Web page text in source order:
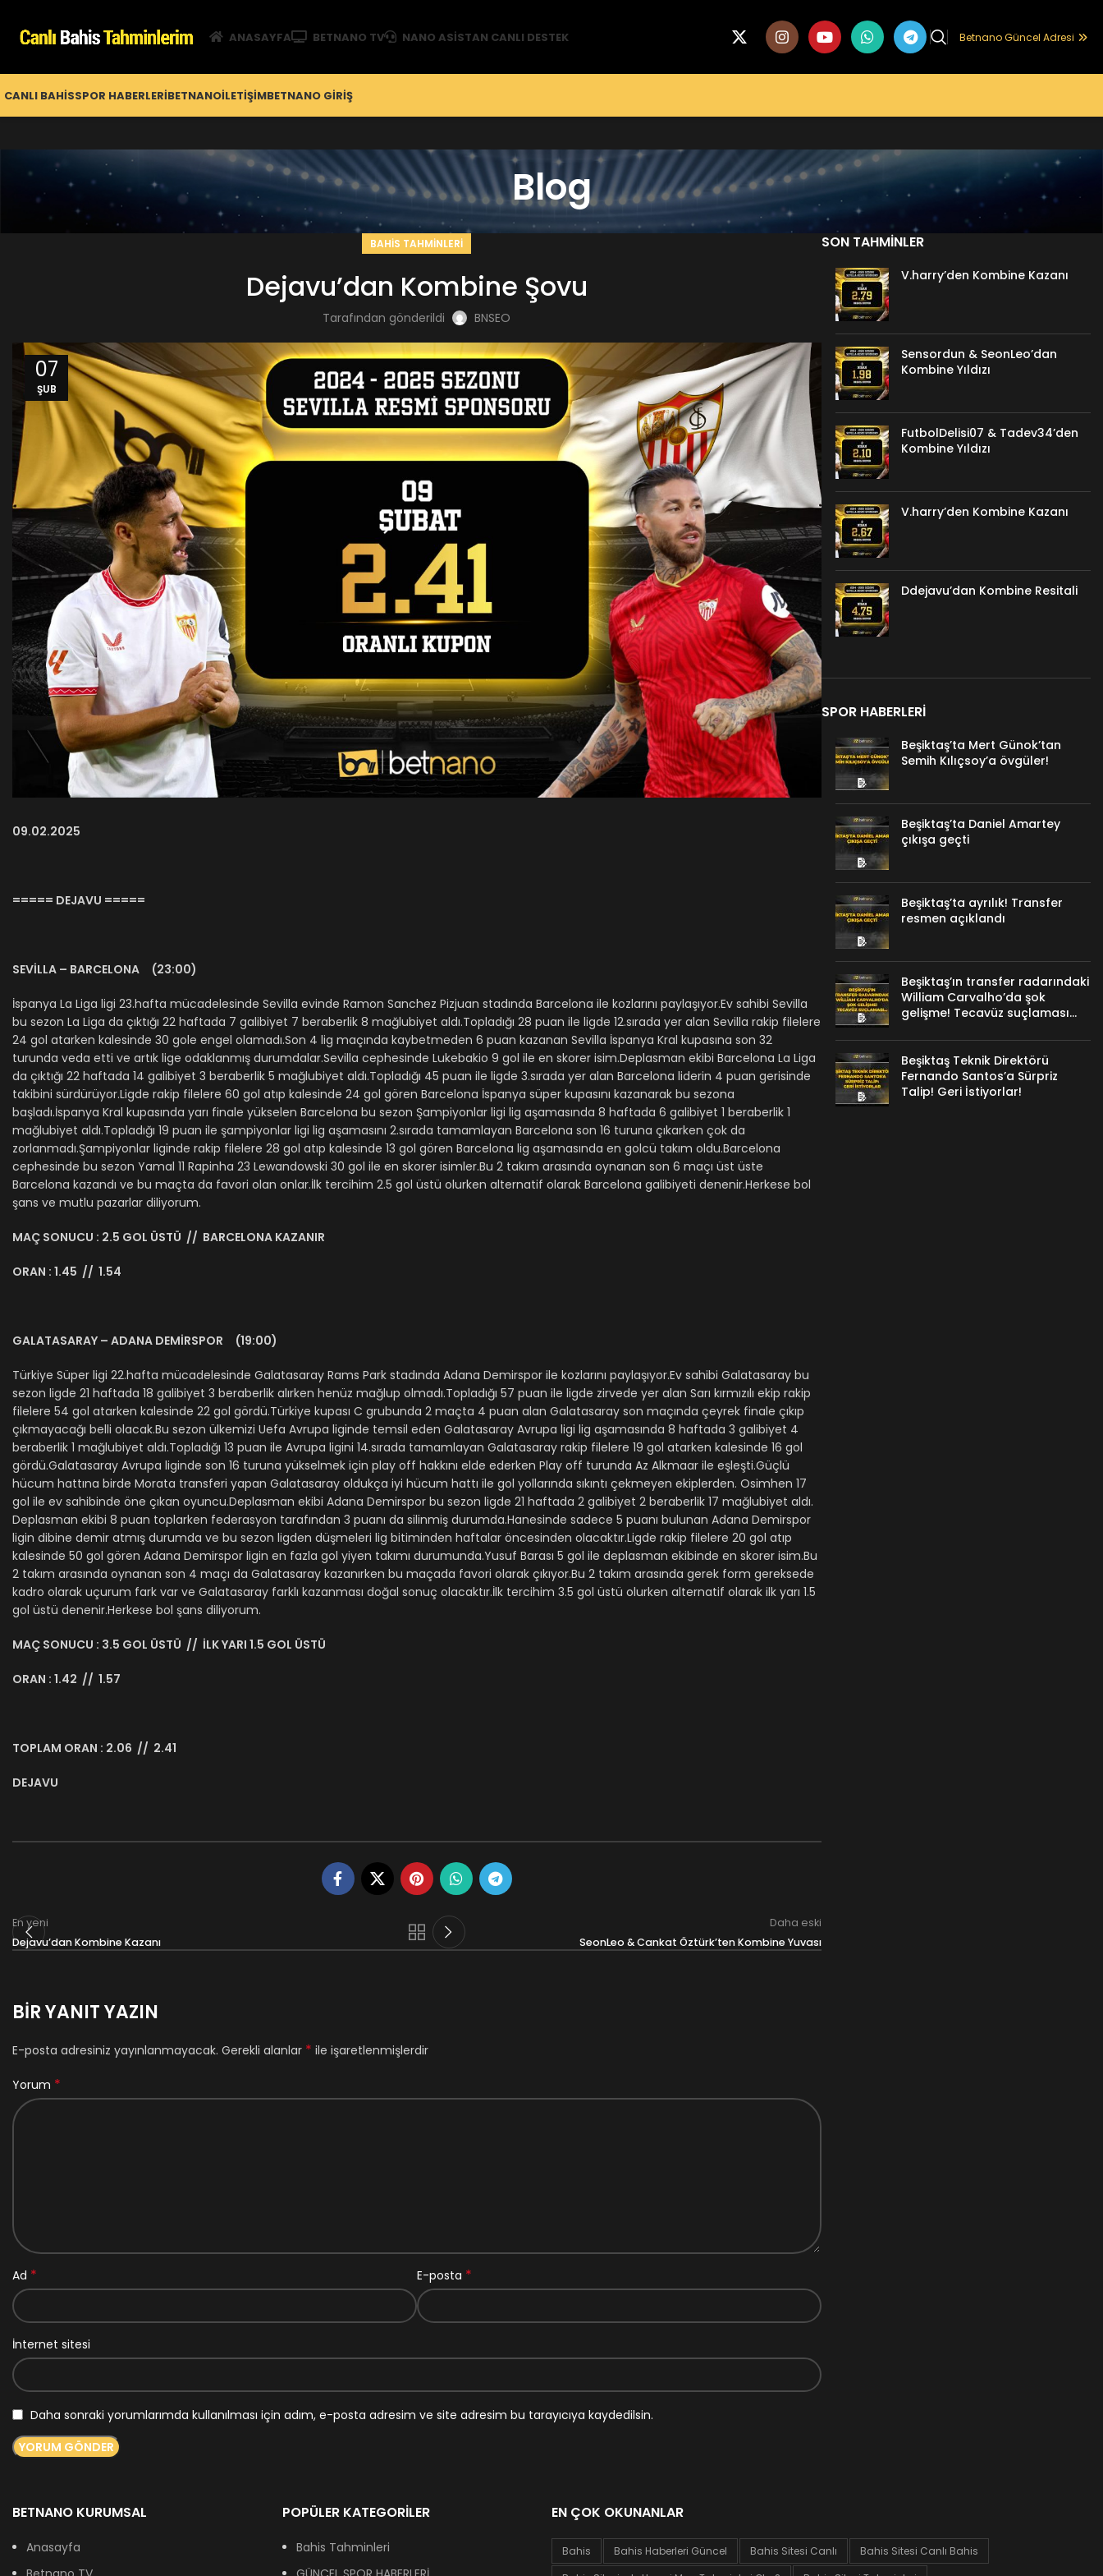
ANASAYFA BETNANO TV NANO ASISTAN CANLI DESTEK Betnano Güncel Adresi
CANLI BAHISSPOR HABERLERIBETNANOİLETIŞIMBETNANO GİRIŞ
Blog
BAHIS TAHMINLERI
Dejavu’dan Kombine Şovu
Tarafından gönderildi BNSEO
07
ŞUB
09.02.2025
===== DEJAVU =====
SEVİLLA – BARCELONA (23:00)
İspanya La Liga ligi 23.hafta mücadelesinde Sevilla evinde Ramon Sanchez Pizjuan stadında Barcelona ile kozlarını paylaşıyor.Ev sahibi Sevilla
bu sezon La Liga da çıktığı 22 haftada 7 galibiyet 7 beraberlik 8 mağlubiyet aldı.Topladığı 28 puan ile ligde 12.sırada yer alan Sevilla rakip filelere
24 gol atarken kalesinde 30 gole engel olamadı.Son 4 lig maçında kaybetmeden 6 puan kazanan Sevilla İspanya Kral kupasına son 32
turunda veda etti ve artık lige odaklanmış durumdalar.Sevilla cephesinde Lukebakio 9 gol ile en skorer isim.Deplasman ekibi Barcelona La Liga
da çıktığı 22 haftada 14 galibiyet 3 beraberlik 5 mağlubiyet aldı.Topladığı 45 puan ile ligde 3.sırada yer alan Barcelona liderin 4 puan gerisinde
takibini sürdürüyor.Ligde rakip filelere 60 gol atıp kalesinde 24 gol gören Barcelona İspanya süper kupasını kazanarak bu sezona
başladı.İspanya Kral kupasında yarı finale yükselen Barcelona bu sezon Şampiyonlar ligi lig aşamasında 8 haftada 6 galibiyet 1 beraberlik 1
mağlubiyet aldı.Topladığı 19 puan ile şampiyonlar ligi lig aşamasını 2.sırada tamamlayan Barcelona son 16 turuna çıkarken çok da
zorlanmadı.Şampiyonlar liginde rakip filelere 28 gol atıp kalesinde 13 gol gören Barcelona lig aşamasında en golcü takım oldu.Barcelona
cephesinde bu sezon Yamal 11 Rapinha 23 Lewandowski 30 gol ile en skorer isimler.Bu 2 takım arasında oynanan son 6 maçı üst üste
Barcelona kazandı ve bu maçta da favori olan onlar.İlk tercihim 2.5 gol üstü olurken alternatif olarak Barcelona galibiyeti denenir.Herkese bol
şans ve mutlu pazarlar diliyorum.
MAÇ SONUCU : 2.5 GOL ÜSTÜ // BARCELONA KAZANIR
ORAN : 1.45 // 1.54
GALATASARAY – ADANA DEMİRSPOR (19:00)
Türkiye Süper ligi 22.hafta mücadelesinde Galatasaray Rams Park stadında Adana Demirspor ile kozlarını paylaşıyor.Ev sahibi Galatasaray bu
sezon ligde 21 haftada 18 galibiyet 3 beraberlik alırken henüz mağlup olmadı.Topladığı 57 puan ile ligde zirvede yer alan Sarı kırmızılı ekip rakip
filelere 54 gol atarken kalesinde 22 gol gördü.Türkiye kupası C grubunda 2 maçta 4 puan alan Galatasaray son maçında çeyrek finale çıkıp
çıkmayacağı belli olacak.Bu sezon ülkemizi Uefa Avrupa liginde temsil eden Galatasaray Avrupa ligi lig aşamasında 8 haftada 3 galibiyet 4
beraberlik 1 mağlubiyet aldı.Topladığı 13 puan ile Avrupa ligini 14.sırada tamamlayan Galatasaray rakip filelere 19 gol atarken kalesinde 16 gol
gördü.Galatasaray Avrupa liginde son 16 turuna yükselmek için play off hakkını elde ederken Play off turunda Az Alkmaar ile eşleşti.Güçlü
hücum hattına birde Morata transferi yapan Galatasaray oldukça iyi hücum hattı ile gol yollarında sıkıntı çekmeyen ekiplerden. Osimhen 17
gol ile ev sahibinde öne çıkan oyuncu.Deplasman ekibi Adana Demirspor bu sezon ligde 21 haftada 2 galibiyet 2 beraberlik 17 mağlubiyet aldı.
Deplasman ekibi 8 puan toplarken federasyon tarafından 3 puanı da silinmiş durumda.Hanesinde sadece 5 puanı bulunan Adana Demirspor
ligin dibine demir atmış durumda ve bu sezon ligden düşmeleri lig bitiminden haftalar öncesinden olacaktır.Ligde rakip filelere 20 gol atıp
kalesinde 50 gol gören Adana Demirspor ligin en fazla gol yiyen takımı durumunda.Yusuf Barası 5 gol ile deplasman ekibinde en skorer isim.Bu
2 takım arasında oynanan son 4 maçı da Galatasaray kazanırken bu maçada favori olarak çıkıyor.Bu 2 takım arasında gerek form gereksede
kadro olarak uçurum fark var ve Galatasaray farklı kazanması doğal sonuç olacaktır.İlk tercihim 3.5 gol üstü olurken alternatif olarak ilk yarı 1.5
gol üstü denenir.Herkese bol şans diliyorum.
MAÇ SONUCU : 3.5 GOL ÜSTÜ // İLK YARI 1.5 GOL ÜSTÜ
ORAN : 1.42 // 1.57
TOPLAM ORAN : 2.06 // 2.41
DEJAVU
En yeni
Dejavu’dan Kombine Kazanı
Daha eski
SeonLeo & Cankat Öztürk’ten Kombine Yuvası
BIR YANIT YAZIN
E-posta adresiniz yayınlanmayacak. Gerekli alanlar * ile işaretlenmişlerdir
Yorum *
Ad * E-posta *
İnternet sitesi
Daha sonraki yorumlarımda kullanılması için adım, e-posta adresim ve site adresim bu tarayıcıya kaydedilsin.
SON TAHMINLER
V.harry’den Kombine Kazanı
Sensordun & SeonLeo’dan
Kombine Yıldızı
FutbolDelisi07 & Tadev34’den
Kombine Yıldızı
V.harry’den Kombine Kazanı
Ddejavu’dan Kombine Resitali
SPOR HABERLERI
Beşiktaş’ta Mert Günok’tan
Semih Kılıçsoy’a övgüler!
Beşiktaş’ta Daniel Amartey
çıkışa geçti
Beşiktaş’ta ayrılık! Transfer
resmen açıklandı
Beşiktaş’ın transfer radarındaki
William Carvalho’da şok
gelişme! Tecavüz suçlaması…
Beşiktaş Teknik Direktörü
Fernando Santos’a Sürpriz
Talip! Geri İstiyorlar!
BETNANO KURUMSAL
Anasayfa
POPÜLER KATEGORILER
Bahis Tahminleri
EN ÇOK OKUNANLAR
Bahis Bahis Haberleri Güncel Bahis Sitesi Canlı
Bahis Sitesi Canlı Bahis